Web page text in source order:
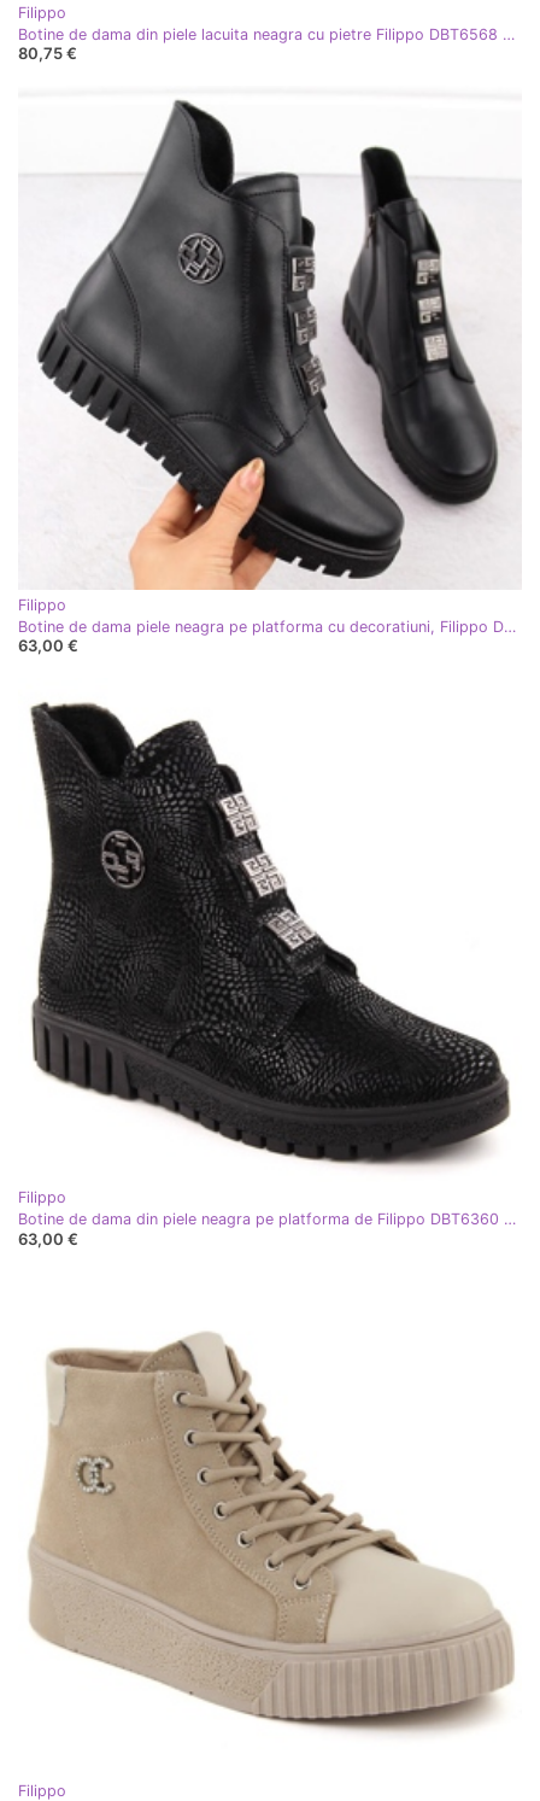
Filippo
Botine de dama din piele lacuita neagra cu pietre Filippo DBT6568 negru
80,75 €
Filippo
Botine de dama piele neagra pe platforma cu decoratiuni, Filippo DBT6360 negru
63,00 €
Filippo
Botine de dama din piele neagra pe platforma de Filippo DBT6360 negru
63,00 €
Filippo